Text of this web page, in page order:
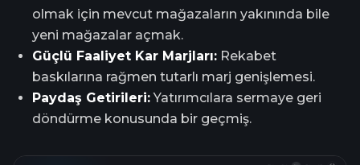
olmak için mevcut mağazaların yakınında bile
yeni mağazalar açmak.
Güçlü Faaliyet Kar Marjları: Rekabet
baskılarına rağmen tutarlı marj genişlemesi.
Paydaş Getirileri:Yatırımcılara sermaye geri
döndürme konusunda bir geçmiş.